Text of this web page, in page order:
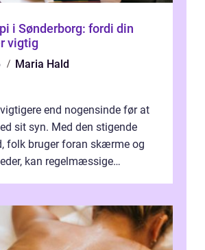
i Sønderborg: fordi din
vigtig
Maria Hald
vigtigere end nogensinde før at
sit syn. Med den stigende
folk bruger foran skærme og
kan regelmæssige